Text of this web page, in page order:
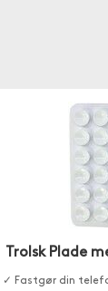
Trolsk Plade
✓ Fastgør din